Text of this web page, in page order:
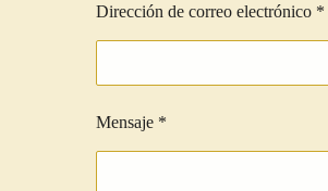
Dirección de correo electrónico *
Mensaje *